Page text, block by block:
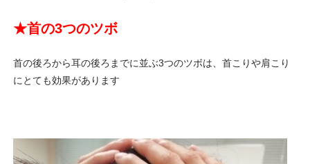
★首の3つのツボ
首の後ろから耳の後ろまでに並ぶ3つのツボは、首こりや肩こり
にとても効果があります